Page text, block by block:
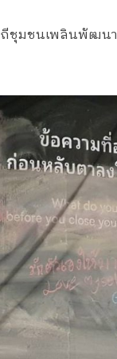
ชุมชนเพลินพัฒนา